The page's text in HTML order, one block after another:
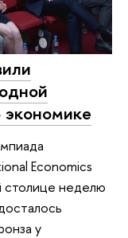
Economics
столице неделю
у